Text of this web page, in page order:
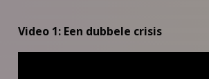
Video 1: Een dubbele crisis